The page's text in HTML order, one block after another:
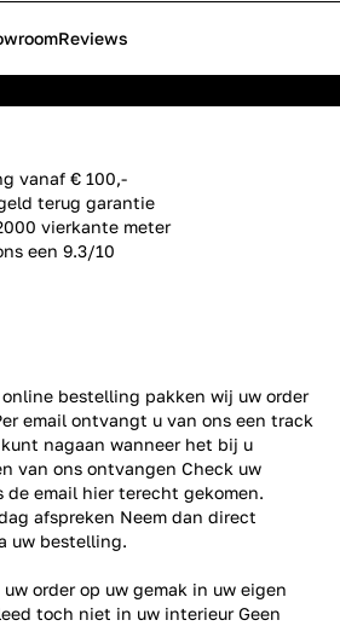
vanaf € 100,-
terug garantie
vierkante meter
een 9.3/10
Reviews
bestelling pakken wij uw order
email ontvangt u van ons een track
nagaan wanneer het bij u
van ons ontvangen Check uw
de email hier terecht gekomen.
afspreken Neem dan direct
uw bestelling.
order op uw gemak in uw eigen
toch niet in uw interieur Geen